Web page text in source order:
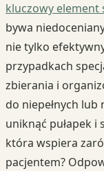
kluczowy element
bywa
nie tylko
przypadkach
zbierania i
do niepełnych lub
uniknąć pułapek
która wspiera
pacjentem?